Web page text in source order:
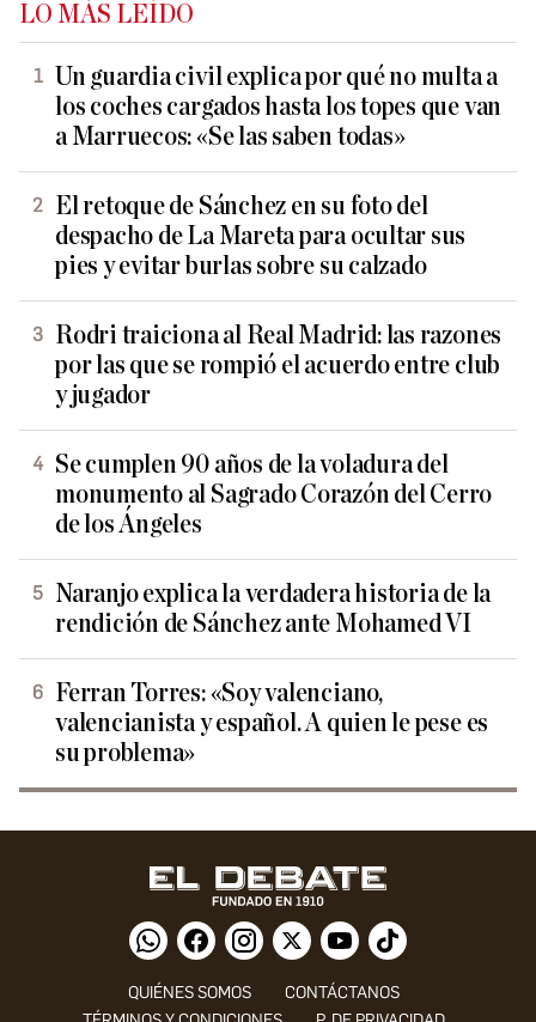
LO MÁS LEÍDO
Un guardia civil explica por qué no multa a
los coches cargados hasta los topes que van
a Marruecos: «Se las saben todas»
El retoque de Sánchez en su foto del
despacho de La Mareta para ocultar sus
pies y evitar burlas sobre su calzado
Rodri traiciona al Real Madrid: las razones
por las que se rompió el acuerdo entre club
y jugador
Se cumplen 90 años de la voladura del
monumento al Sagrado Corazón del Cerro
de los Ángeles
Naranjo explica la verdadera historia de la
rendición de Sánchez ante Mohamed VI
Ferran Torres: «Soy valenciano,
valencianista y español. A quien le pese es
su problema»
QUIÉNES SOMOS
CONTÁCTANOS